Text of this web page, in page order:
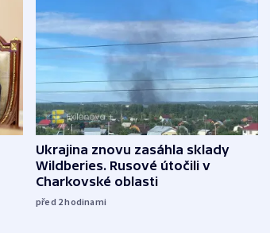
Ukrajina znovu zasáhla sklady
Wildberies. Rusové útočili v
Charkovské oblasti
před 2hodinami